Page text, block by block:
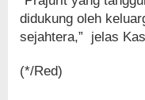
didukung oleh
sejahtera,” jelas
(*/Red)